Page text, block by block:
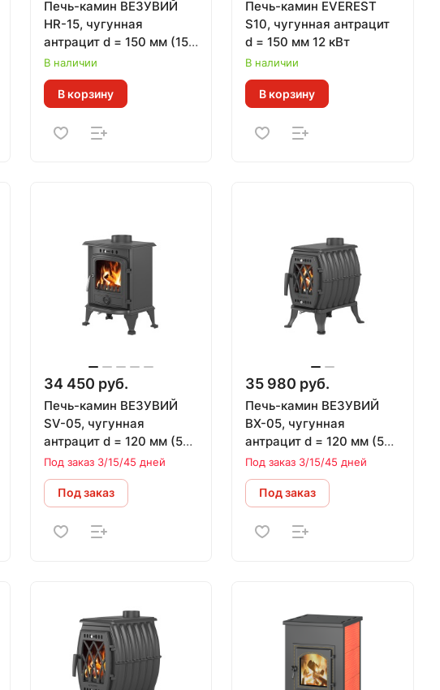
Печь-камин ВЕЗУВИЙ
HR-15, чугунная
антрацит d = 150 мм (15
кВт)
В наличии
В корзину
Печь-камин EVEREST
S10, чугунная антрацит
d = 150 мм 12 кВт
В наличии
В корзину
34 450 руб.
Печь-камин ВЕЗУВИЙ
SV-05, чугунная
антрацит d = 120 мм (5
кВт)
Под заказ 3/15/45 дней
Под заказ
35 980 руб.
Печь-камин ВЕЗУВИЙ
ВХ-05, чугунная
антрацит d = 120 мм (5
кВт)
Под заказ 3/15/45 дней
Под заказ